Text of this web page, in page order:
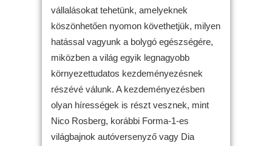
vállalásokat tehetünk, amelyeknek
köszönhetően nyomon követhetjük, milyen
hatással vagyunk a bolygó egészségére,
miközben a világ egyik legnagyobb
környezettudatos kezdeményezésnek
részévé válunk. A kezdeményezésben
olyan hírességek is részt vesznek, mint
Nico Rosberg, korábbi Forma-1-es
világbajnok autóversenyző vagy Dia